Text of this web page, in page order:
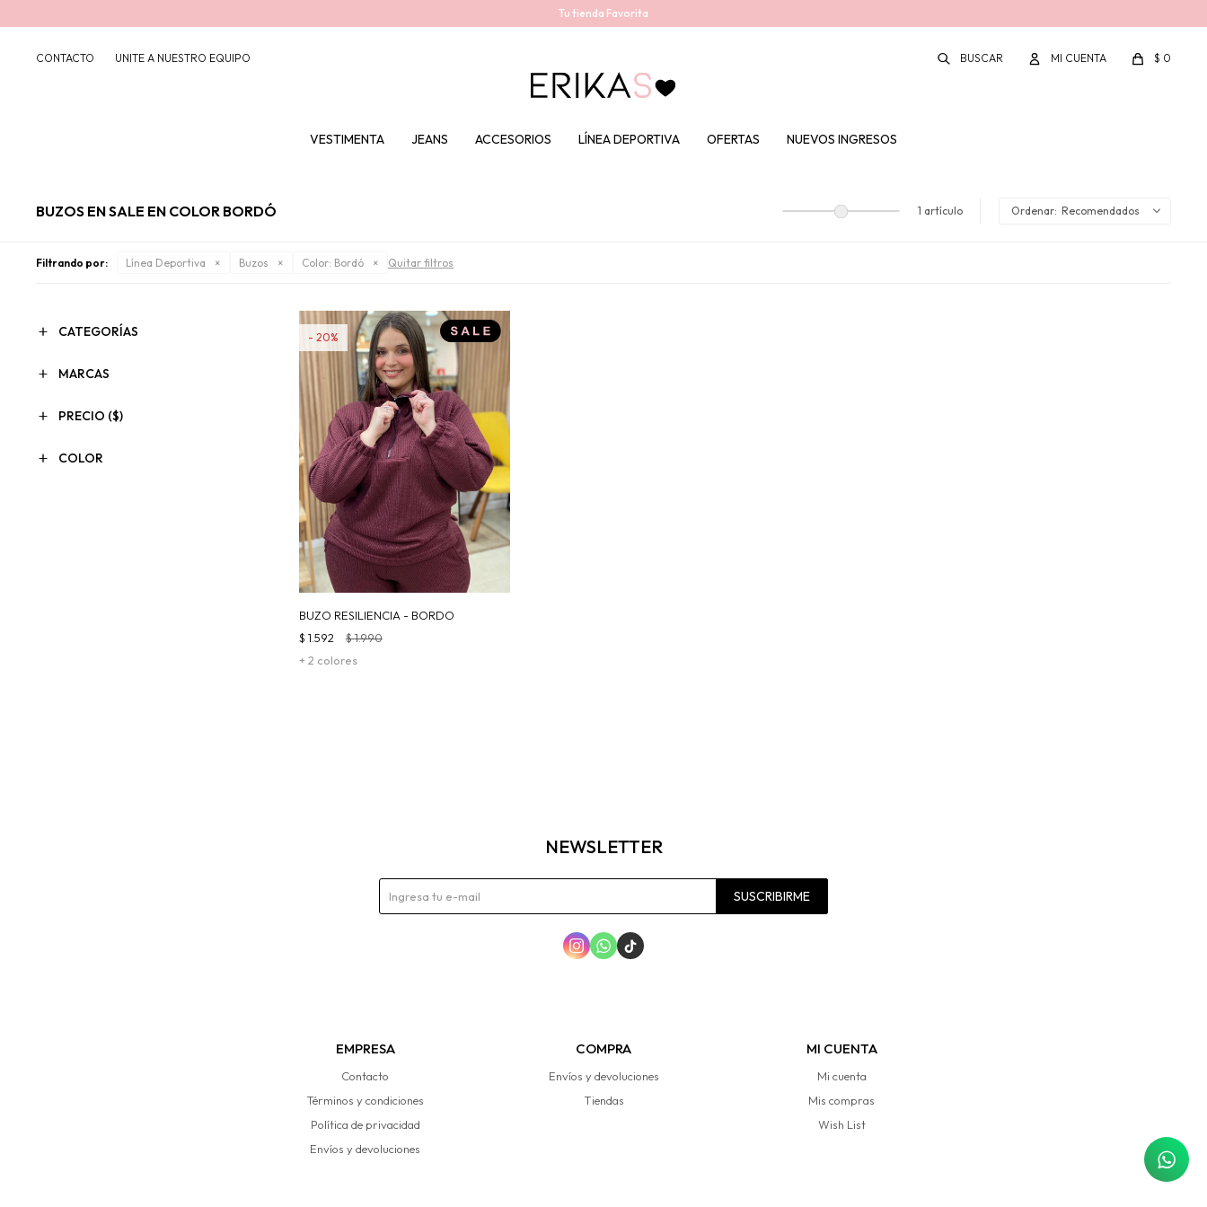
Tu tienda Favorita
VESTIMENTA JEANS ACCESORIOS LÍNEA DEPORTIVA OFERTAS NUEVOS INGRESOS
$ 0
CONTACTO UNITE A NUESTRO EQUIPO
BUZOS EN SALE EN COLOR BORDÓ 1 artículo Recomendados
Filtrando por: Línea Deportiva Buzos Color: Bordó Quitar filtros
BUZO RESILIENCIA - BORDO
+ 2 colores
$ 1.592 $1.990
20
CATEGORÍAS
MARCAS
PRECIO ($)
COLOR
EMPRESA
Contacto
Términos y condiciones
Política de privacidad
Envíos y devoluciones
COMPRA
Envíos y devoluciones
Tiendas
MI CUENTA
Mi cuenta
Mis compras
Wish List
NEWSLETTER
SUSCRIBIRME
  